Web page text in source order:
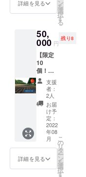
可。
らない
ように
置く。
風通し
の良い
日陰の
場所
で、自
然乾
燥。完
了の目
安は表
面にシ
ワがた
くさん
でき、
振ると
中で種
が転が
るのが
わかる
ラップ
で密閉
入れ
る。水
分は傷
みの原
因にな
るた
め、拭
きと
る。 冷
凍保
存：1つ
ずつ
ラップ
にくる
む。 乾
存：で
きるだ
定で
す。 ・
収穫で
きる品
種が異
なりま
すが、
6〜8種
類収穫
できる
予定で
す。
（一部
対象に
ならな
い品種
期間：
2021年
て変動
承くだ
さい。
調理方
法） 中
国大牛
角椒：
肉詰め
や炒め
ものな
ど。生
食も可
プサ
ジュエ
ラ：カ
レーの
や酢漬
けな
たした
ればと
思いま
分たち
で収穫
したと
うがら
しはそ
の場で
試食を
して、
それぞ
れのと
うがら
しの味
や香り
の違い
になる
やって
食べた
らいい
のか分
からな
い方向
け！
フード
プラン
ナー中
山晴奈
さんに
とうが
らしの
料理の
仕方を
教えて
詳細を見る ン
を
選
択
す
る
50,
000 円
残り8
【限定
10
個！】
【来年
の試作
とうが
らし優
先モニ
ター
権】 来
年、試
作で作
るとう
がらし
を収穫
支援
者：
2人
お届
け予
定：
2022
年08
月
詳細を見る
こ
の
リ
タ
ー
ン
を
選
択
す